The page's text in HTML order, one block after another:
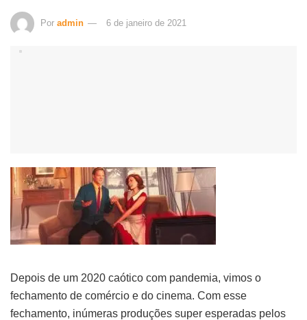
Por admin 6 de janeiro de 2021
Depois de um 2020 caótico com pandemia, vimos o
fechamento de comércio e do cinema. Com esse
fechamento, inúmeras produções super esperadas pelos